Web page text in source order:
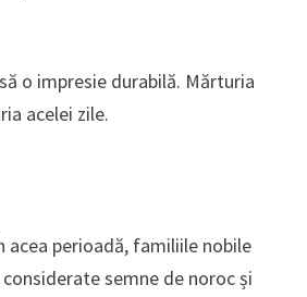
o impresie durabilă. Mărturia
acelei zile.
acea perioadă, familiile nobile
semne de noroc și